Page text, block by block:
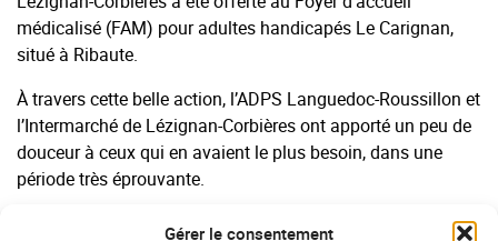
Gérer le consentement
médicalisé (FAM) pour adultes handicapés Le Carignan,
situé à Ribaute.
À travers cette belle action, l’ADPS Languedoc-Roussillon et
l’Intermarché de Lézignan-Corbières ont apporté un peu de
douceur à ceux qui en avaient le plus besoin, dans une
période très éprouvante.
L’ADPS Languedoc-Roussillon remercie tout